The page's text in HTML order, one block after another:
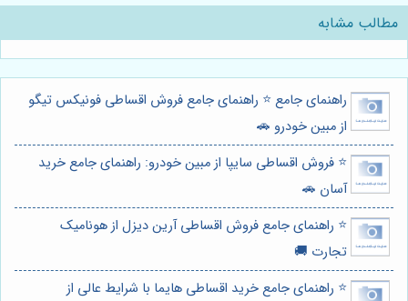
مطالب مشابه
راهنمای جامع ⭐️ راهنمای جامع فروش اقساطی فونیکس تیگو
از مبین خودرو 🚗
⭐️ فروش اقساطی سایپا از مبین خودرو: راهنمای جامع خرید
آسان 🚗
⭐️ راهنمای جامع فروش اقساطی آرین دیزل از هونامیک
تجارت 🚚
⭐️ راهنمای جامع خرید اقساطی هایما با شرایط عالی از